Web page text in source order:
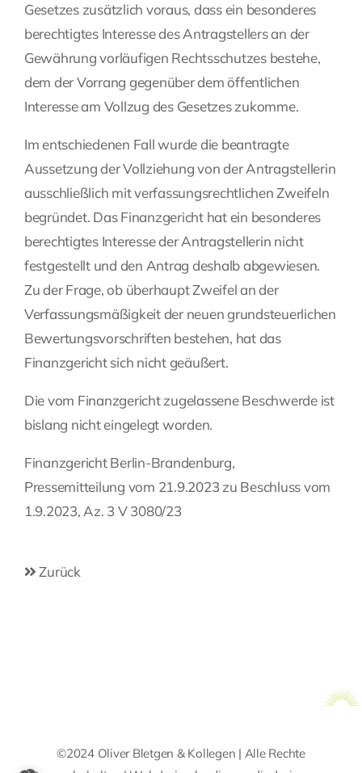
Gesetzes zusätzlich voraus, dass ein besonderes
berechtigtes Interesse des Antragstellers an der
Gewährung vorläufigen Rechtsschutzes bestehe,
dem der Vorrang gegenüber dem öffentlichen
Interesse am Vollzug des Gesetzes zukomme.
Im entschiedenen Fall wurde die beantragte
Aussetzung der Vollziehung von der Antragstellerin
ausschließlich mit verfassungsrechtlichen Zweifeln
begründet. Das Finanzgericht hat ein besonderes
berechtigtes Interesse der Antragstellerin nicht
festgestellt und den Antrag deshalb abgewiesen.
Zu der Frage, ob überhaupt Zweifel an der
Verfassungsmäßigkeit der neuen grundsteuerlichen
Bewertungsvorschriften bestehen, hat das
Finanzgericht sich nicht geäußert.
Die vom Finanzgericht zugelassene Beschwerde ist
bislang nicht eingelegt worden.
Finanzgericht Berlin-Brandenburg,
Pressemitteilung vom 21.9.2023 zu Beschluss vom
1.9.2023, Az. 3 V 3080/23
Zurück
©2024 Oliver Bletgen & Kollegen | Alle Rechte